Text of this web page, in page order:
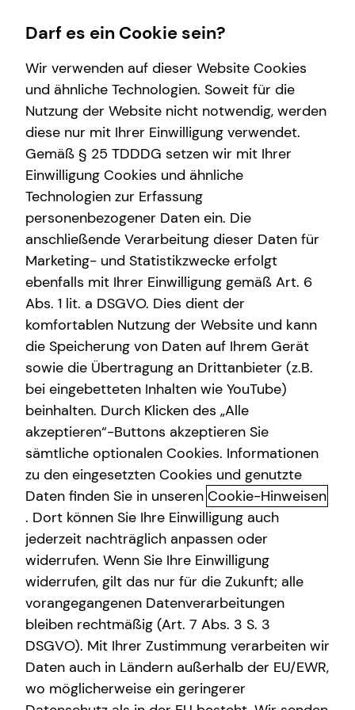
Immobilienfinanzierung
Überblick
Wohnriester
Finanzierungswege
Energetische Sanierung
Zinsrechner
Wissenswertes
Über mich
Über tecis
Podcast
teamzukunft
Finanzberatung
Videoberatung
Spezialisten-Netzwerk
Private Krankenvorsorge
Betriebliche Altersvorsorge
Investment
Kapitalanlage Immobilien
Altersvorsorge
Gewerbliche Versicherungen
Arbeitskraftabsicherung
Kindervorsorge
Sach- und Vermögenssicherung
Service
Kundenportal
Schadenabwicklung
Karriere-Infos
Karrierechancen
Initiativbewerbung
Mit der betrieblichen
Altersvorsorge doppelt
profitieren: So kannst du die
gesetzliche Rente aufstocken
Wenn du die Nachrichten verfolgst, weißt du es
vermutlich: Die gesetzliche Rente wird kaum reichen, um
den gewohnten Lebensstandard zu erhalten. Wenn du im
Alter mehr als nur eine Grundsicherung haben willst,
musst du selbst aktiv werden und handeln.
Eine Möglichkeit dafür ist die betriebliche Altersvorsorge.
Dank Steuervorteilen und Einsparungen bei den
Darf es ein Cookie sein?
Wir verwenden auf dieser Website Cookies
und ähnliche Technologien. Soweit für die
Nutzung der Website nicht notwendig, werden
diese nur mit Ihrer Einwilligung verwendet.
Gemäß § 25 TDDDG setzen wir mit Ihrer
Einwilligung Cookies und ähnliche
Technologien zur Erfassung
personenbezogener Daten ein. Die
anschließende Verarbeitung dieser Daten für
Marketing- und Statistikzwecke erfolgt
ebenfalls mit Ihrer Einwilligung gemäß Art. 6
Abs. 1 lit. a DSGVO. Dies dient der
komfortablen Nutzung der Website und kann
die Speicherung von Daten auf Ihrem Gerät
sowie die Übertragung an Drittanbieter (z.B.
bei eingebetteten Inhalten wie YouTube)
beinhalten. Durch Klicken des „Alle
akzeptieren“-Buttons akzeptieren Sie
sämtliche optionalen Cookies. Informationen
zu den eingesetzten Cookies und genutzte
Daten finden Sie in unseren Cookie-Hinweisen
. Dort können Sie Ihre Einwilligung auch
jederzeit nachträglich anpassen oder
widerrufen. Wenn Sie Ihre Einwilligung
widerrufen, gilt das nur für die Zukunft; alle
vorangegangenen Datenverarbeitungen
bleiben rechtmäßig (Art. 7 Abs. 3 S. 3
DSGVO). Mit Ihrer Zustimmung verarbeiten wir
Daten auch in Ländern außerhalb der EU/EWR,
wo möglicherweise ein geringerer